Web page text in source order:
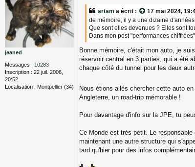
jeaned
Messages : 10283
Inscription : 22 juil. 2006,
20:52
Localisation : Montpellier (34)
artam a écrit :
17 mai 2024,
de mémoire, il y a une dizaine
Que sont elles devenues ? Elles sont
Dans mon post "performances
Bonne mémoire, c'était mon auto, je
réservoir central en 3 parties, qui a été
chaque côté du tunnel pour les deux
Nous étions allés chercher cette auto
Angleterre, un road-trip mémorable !
Pour davantage d'info sur la JPE, tu
Ce Monde est très petit. Le
maintenant une autre structure qui
tard qu'hier pour des infos